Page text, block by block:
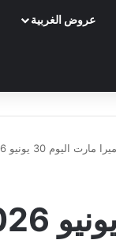
عروض الغربية
2026 الموافق 15 ذو الحجة 1448 عروض الطازج